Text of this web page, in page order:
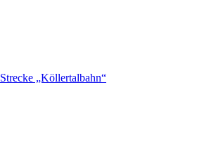
Strecke „Köllertalbahn“